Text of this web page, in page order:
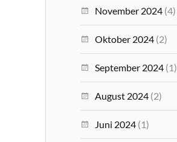
November 2024 (4)
Oktober 2024 (2)
September 2024 (1)
August 2024 (2)
Juni 2024 (1)